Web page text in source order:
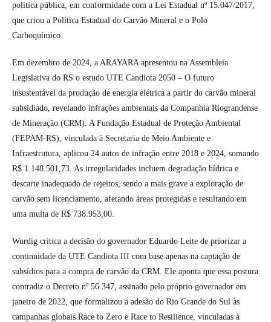
política pública, em conformidade com a Lei Estadual nº 15.047/2017,
que criou a Política Estadual do Carvão Mineral e o Polo
Carboquímico.
Em dezembro de 2024, a ARAYARA apresentou na Assembleia
Legislativa do RS o estudo UTE Candiota 2050 – O futuro
insustentável da produção de energia elétrica a partir do carvão mineral
subsidiado, revelando infrações ambientais da Companhia Riograndense
de Mineração (CRM). A Fundação Estadual de Proteção Ambiental
(FEPAM-RS), vinculada à Secretaria de Meio Ambiente e
Infraestrutura, aplicou 24 autos de infração entre 2018 e 2024, somando
R$ 1.148.501,73. As irregularidades incluem degradação hídrica e
descarte inadequado de rejeitos, sendo a mais grave a exploração de
carvão sem licenciamento, afetando áreas protegidas e resultando em
uma multa de R$ 738.953,00.
Wurdig critica a decisão do governador Eduardo Leite de priorizar a
continuidade da UTE Candiota III com base apenas na captação de
subsídios para a compra de carvão da CRM. Ele aponta que essa postura
contradiz o Decreto nº 56.347, assinado pelo próprio governador em
janeiro de 2022, que formalizou a adesão do Rio Grande do Sul às
campanhas globais Race to Zero e Race to Resilience, vinculadas à